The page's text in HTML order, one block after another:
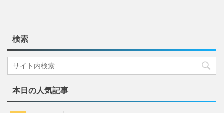
検索
本日の人気記事